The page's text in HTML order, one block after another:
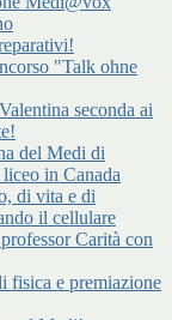
"Talk ohne
seconda ai
del Medi di
in Canada
di vita e di
il cellulare
Carità con
fisica e premiazione